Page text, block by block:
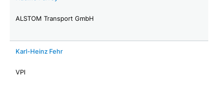
ALSTOM Transport GmbH
Karl-Heinz Fehr
VPI